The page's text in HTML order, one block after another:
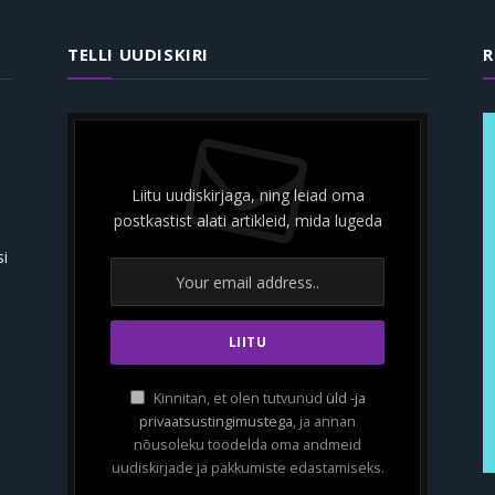
TELLI UUDISKIRI
Liitu uudiskirjaga, ning leiad oma
postkastist alati artikleid, mida lugeda
Kinnitan, et olen tutvunud üld -ja
privaatsustingimustega, ja annan
nõusoleku töödelda oma andmeid
uudiskirjade ja pakkumiste edastamiseks.